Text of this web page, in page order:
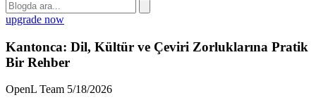
upgrade now
Kantonca: Dil, Kültür ve Çeviri Zorluklarına Pratik
Bir Rehber
OpenL Team 5/18/2026